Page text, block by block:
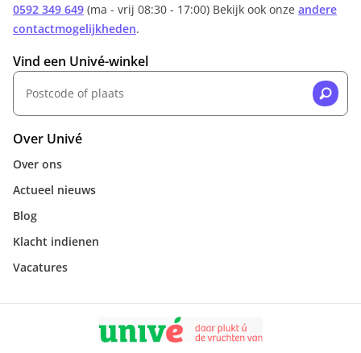
0592 349 649 (ma - vrij 08:30 - 17:00) Bekijk ook onze andere
contactmogelijkheden.
Vind een Univé-winkel
Over Univé
Over ons
Actueel nieuws
Blog
Klacht indienen
Vacatures